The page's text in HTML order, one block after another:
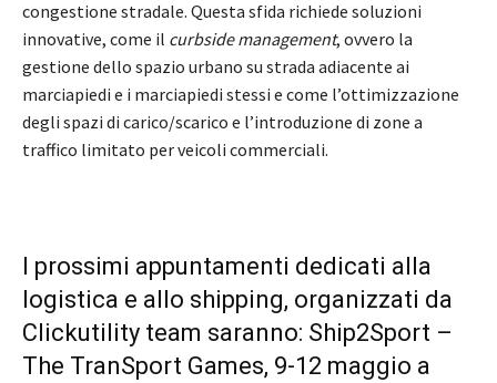
congestione stradale. Questa sfida richiede soluzioni
innovative, come il curbside management, ovvero la
gestione dello spazio urbano su strada adiacente ai
marciapiedi e i marciapiedi stessi e come l’ottimizzazione
degli spazi di carico/scarico e l’introduzione di zone a
traffico limitato per veicoli commerciali.
I prossimi appuntamenti dedicati alla
logistica e allo shipping, organizzati da
Clickutility team saranno: Ship2Sport –
The TranSport Games, 9-12 maggio a